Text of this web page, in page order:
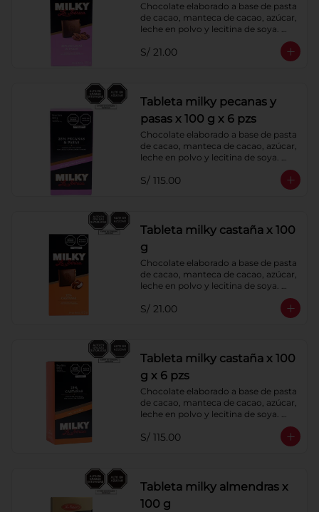
Chocolate elaborado a base de pasta
de cacao, manteca de cacao, azúcar,
leche en polvo y lecitina de soya.
Porcentaje de Cacao: 40%
S/ 21.00
Tableta milky pecanas y
pasas x 100 g x 6 pzs
Chocolate elaborado a base de pasta
de cacao, manteca de cacao, azúcar,
leche en polvo y lecitina de soya.
Porcentaje de Cacao: 40%
S/ 115.00
Tableta milky castaña x 100
g
Chocolate elaborado a base de pasta
de cacao, manteca de cacao, azúcar,
leche en polvo y lecitina de soya.
Agregado: Castañas. Porcentaje de
Cacao: 40%
S/ 21.00
Tableta milky castaña x 100
g x 6 pzs
Chocolate elaborado a base de pasta
de cacao, manteca de cacao, azúcar,
leche en polvo y lecitina de soya.
Agregado: Castañas. Porcentaje de
Cacao: 40%
S/ 115.00
Tableta milky almendras x
100 g